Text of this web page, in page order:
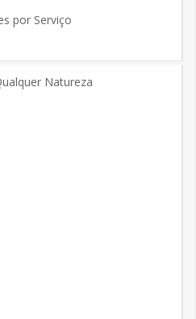
por Serviço
Natureza